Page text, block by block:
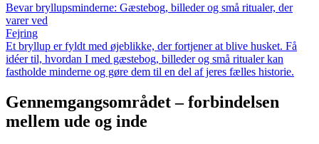
Bevar bryllupsminderne: Gæstebog, billeder og små ritualer, der
varer ved
Fejring
Et bryllup er fyldt med øjeblikke, der fortjener at blive husket. Få
idéer til, hvordan I med gæstebog, billeder og små ritualer kan
fastholde minderne og gøre dem til en del af jeres fælles historie.
Gennemgangsområdet – forbindelsen
mellem ude og inde